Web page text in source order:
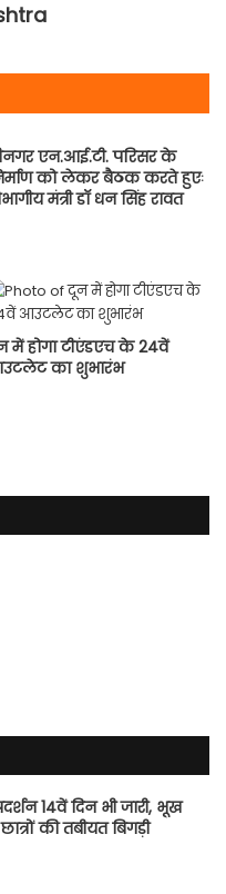
एन.आई.टी. परिसर के
को लेकर बैठक करते हुएः
मंत्री डाॅ धन सिंह रावत
में होगा टीएंडएच के 24वें
का शुभारंभ
14वें दिन भी जारी, भूख
की तबीयत बिगड़ी